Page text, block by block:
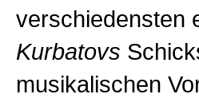
verschiedensten
Kurbatovs
musikalischen